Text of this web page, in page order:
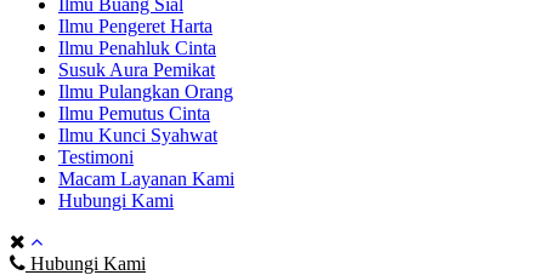
Ilmu Pengeret Harta
Ilmu Penahluk Cinta
Susuk Aura Pemikat
Ilmu Pulangkan Orang
Ilmu Pemutus Cinta
Ilmu Kunci Syahwat
Testimoni
Macam Layanan Kami
Hubungi Kami
Hubungi Kami